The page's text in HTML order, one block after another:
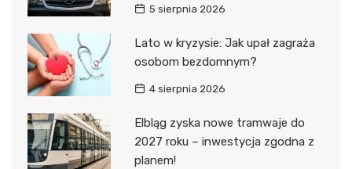
5 sierpnia 2026
Lato w kryzysie: Jak upał zagraża
osobom bezdomnym?
4 sierpnia 2026
Elbląg zyska nowe tramwaje do
2027 roku – inwestycja zgodna z
planem!